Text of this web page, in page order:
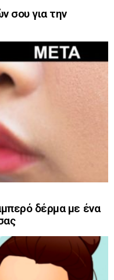
σου για την
δέρμα με ένα